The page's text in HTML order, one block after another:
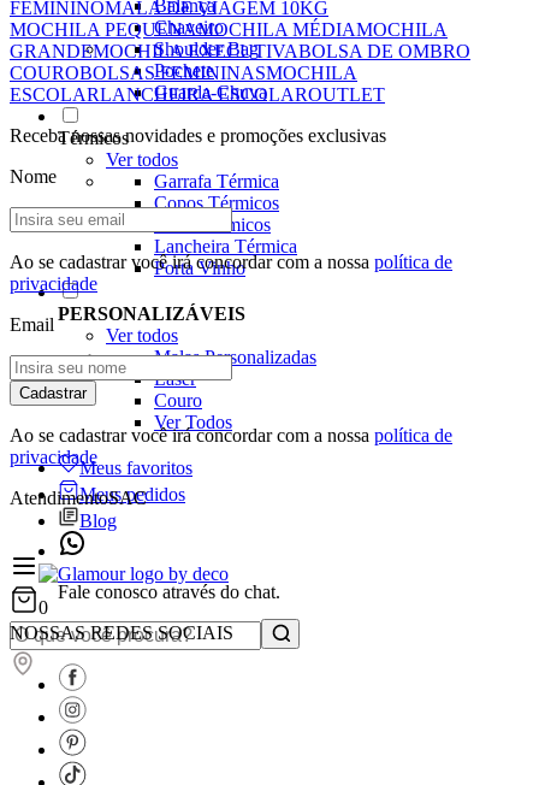
Balança
Chaveiro
Shoulder Bag
Pochete
Guarda-Chuva
Térmicos
Ver todos
Garrafa Térmica
Copos Térmicos
Potes Térmicos
Lancheira Térmica
Porta Vinho
PERSONALIZÁVEIS
Ver todos
Malas Personalizadas
Laser
Couro
Ver Todos
Meus favoritos
Meus pedidos
Blog
0
FEMININOMALA DE VIAGEM 10KG
MOCHILA PEQUENAMOCHILA MÉDIAMOCHILA
GRANDEMOCHILA EXECUTIVABOLSA DE OMBRO
COUROBOLSAS FEMININASMOCHILA
ESCOLARLANCHEIRA ESCOLAROUTLET
Receba nossas novidades e promoções exclusivas
Nome
Ao se cadastrar você irá concordar com a nossa política de
privacidade
Email
Cadastrar
Ao se cadastrar você irá concordar com a nossa política de
privacidade
AtendimentoSAC
Fale conosco através do chat.
NOSSAS REDES SOCIAIS